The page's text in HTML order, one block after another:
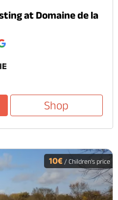
at Domaine de la
Shop
10€/ Children's price